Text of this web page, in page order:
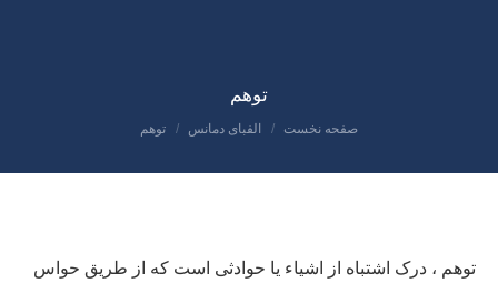
توهم
مکان شما:
صفحه نخست الفبای دمانس توهم
توهم ، درک اشتباه از اشیاء یا حوادثی است که از طریق حواس